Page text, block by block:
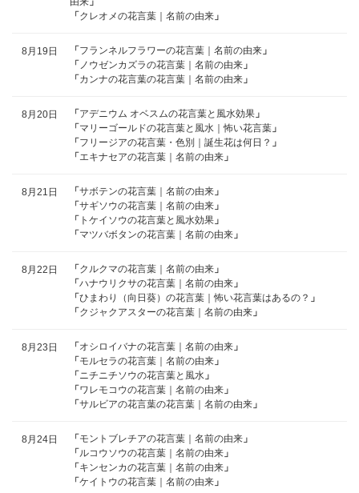
「 クレオメの花言葉｜名前の由来 」
8月19日 「 フランネルフラワーの花言葉｜名前の由来 」
「 ノウゼンカズラの花言葉｜名前の由来 」
「 カンナの花言葉の花言葉｜名前の由来 」
8月20日 「 アデニウム オベスムの花言葉と風水効果 」
「 マリーゴールドの花言葉と風水｜怖い花言葉 」
「 フリージアの花言葉・色別｜誕生花は何日？ 」
「 エキナセアの花言葉｜名前の由来 」
8月21日 「 サボテンの花言葉｜名前の由来 」
「 サギソウの花言葉｜名前の由来 」
「 トケイソウの花言葉と風水効果 」
「 マツバボタンの花言葉｜名前の由来 」
8月22日 「 クルクマの花言葉｜名前の由来 」
「 ハナウリクサの花言葉｜名前の由来 」
「 ひまわり（向日葵）の花言葉｜怖い花言葉はあるの？ 」
「 クジャクアスターの花言葉｜名前の由来 」
8月23日 「 オシロイバナの花言葉｜名前の由来 」
「 モルセラの花言葉｜名前の由来 」
「 ニチニチソウの花言葉と風水 」
「 ワレモコウの花言葉｜名前の由来 」
「 サルビアの花言葉の花言葉｜名前の由来 」
8月24日 「 モントブレチアの花言葉｜名前の由来 」
「 ルコウソウの花言葉｜名前の由来 」
「 キンセンカの花言葉｜名前の由来 」
「 ケイトウの花言葉｜名前の由来 」